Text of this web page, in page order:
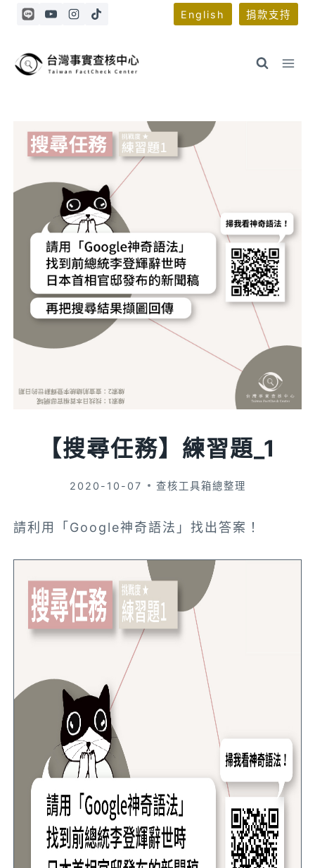
Skip
English 捐款支持
【搜尋任務】練習題_1
2020-10-07 查核工具箱總整理
請利用「Google神奇語法」找出答案！